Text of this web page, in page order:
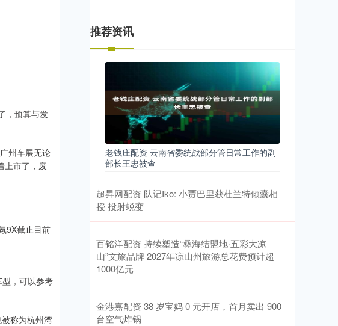
，预算与发
州车展无论
上市了，废
9X截止目前
，可以参考
称为杭州湾
推荐资讯
老钱庄配资 云南省委统战部分管日常工作的副
部长王忠被查
超昇网配资 队记Iko: 小贾巴里获杜兰特倾囊相
授 投射蜕变
百铭洋配资 持续塑造“彝海结盟地·五彩大凉
山”文旅品牌 2027年凉山州旅游总花费预计超
1000亿元
金港嘉配资 38 岁宝妈 0 元开店，首月卖出 900
台空气炸锅